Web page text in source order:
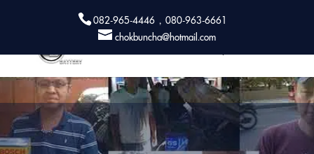
082-965-4446 , 080-963-6661
chokbuncha@hotmail.com